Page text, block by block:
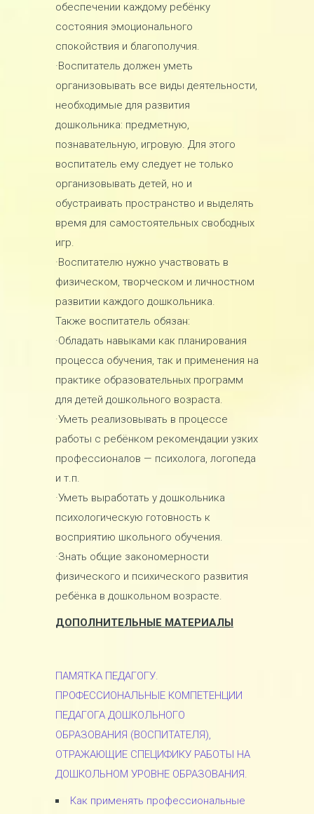
обеспечении каждому ребёнку
состояния эмоционального
спокойствия и благополучия.
·Воспитатель должен уметь
организовывать все виды деятельности,
необходимые для развития
дошкольника: предметную,
познавательную, игровую. Для этого
воспитатель ему следует не только
организовывать детей, но и
обустраивать пространство и выделять
время для самостоятельных свободных
игр.
·Воспитателю нужно участвовать в
физическом, творческом и личностном
развитии каждого дошкольника.
Также воспитатель обязан:
·Обладать навыками как планирования
процесса обучения, так и применения на
практике образовательных программ
для детей дошкольного возраста.
·Уметь реализовывать в процессе
работы с ребёнком рекомендации узких
профессионалов — психолога, логопеда
и т.п.
·Уметь выработать у дошкольника
психологическую готовность к
восприятию школьного обучения.
·Знать общие закономерности
физического и психического развития
ребёнка в дошкольном возрасте.
ДОПОЛНИТЕЛЬНЫЕ МАТЕРИАЛЫ
ПАМЯТКА ПЕДАГОГУ.
ПРОФЕССИОНАЛЬНЫЕ КОМПЕТЕНЦИИ
ПЕДАГОГА ДОШКОЛЬНОГО
ОБРАЗОВАНИЯ (ВОСПИТАТЕЛЯ),
ОТРАЖАЮЩИЕ СПЕЦИФИКУ РАБОТЫ НА
ДОШКОЛЬНОМ УРОВНЕ ОБРАЗОВАНИЯ.
Как применять профессиональные